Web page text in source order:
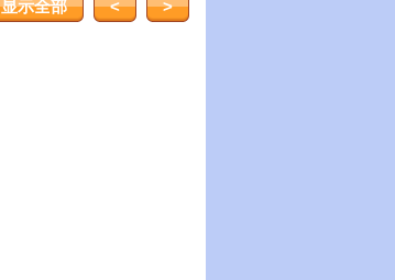
显示全部 < >